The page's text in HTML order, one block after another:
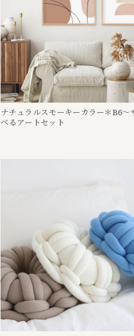
ナチュラルスモーキーカラー＊B6〜
べるアートセット